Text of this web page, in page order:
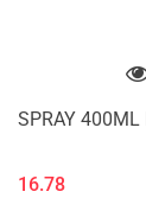
SPRAY 400ML
16.78